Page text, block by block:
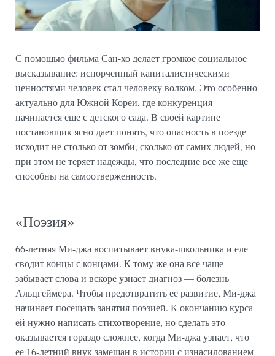
С помощью фильма Сан-хо делает громкое социальное
высказывание: испорченный капиталистическими
ценностями человек стал человеку волком. Это особенно
актуально для Южной Кореи, где конкуренция
начинается еще с детского сада. В своей картине
постановщик ясно дает понять, что опасность в поезде
исходит не столько от зомби, сколько от самих людей, но
при этом не теряет надежды, что последние все же еще
способны на самоотверженность.
«Поэзия»
66-летняя Ми-джа воспитывает внука-школьника и еле
сводит концы с концами. К тому же она все чаще
забывает слова и вскоре узнает диагноз — болезнь
Альцгеймера. Чтобы предотвратить ее развитие, Ми-джа
начинает посещать занятия поэзией. К окончанию курса
ей нужно написать стихотворение, но сделать это
оказывается гораздо сложнее, когда Ми-джа узнает, что
ее 16-летний внук замешан в истории с изнасилованием